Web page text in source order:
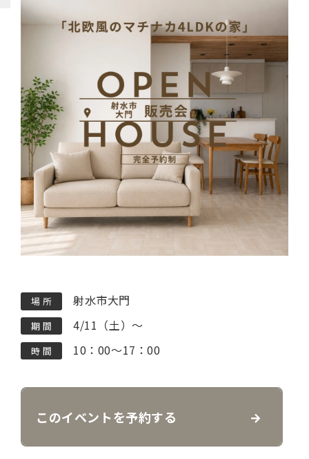
場 所 射水市大門
期 間 4/11（土）～
時 間 10：00～17：00
このイベントを予約する